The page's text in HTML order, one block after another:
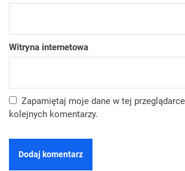
Witryna internetowa
Zapamiętaj moje dane w tej
kolejnych komentarzy.